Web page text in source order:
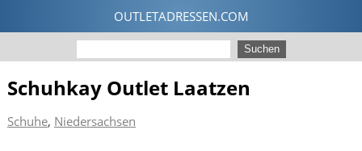
Schuhkay Outlet Laatzen
Schuhe, Niedersachsen